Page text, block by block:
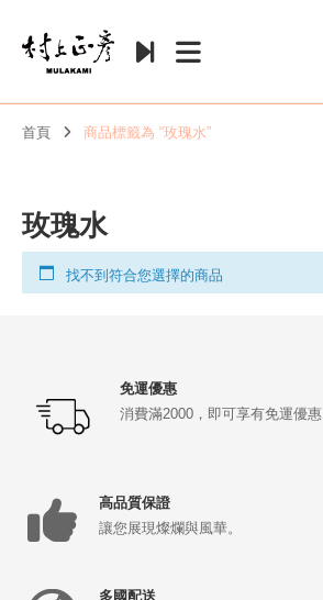
首頁 商品標籤為 “玫瑰水”
玫瑰水
找不到符合您選擇的商品
免運優惠
消費滿2000，即可享有免運優惠
高品質保證
讓您展現燦爛與風華。
多國配送